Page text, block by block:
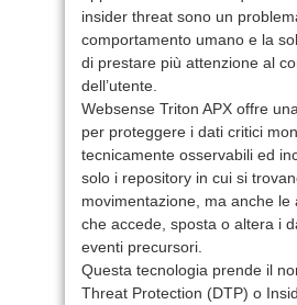
insider threat sono un
comportamento umano e la
di prestare più attenzione al
dell’utente.
Websense Triton APX offre
per proteggere i dati critici
tecnicamente osservabili ed
solo i repository in cui si
movimentazione, ma anche le
che accede, sposta o altera i
eventi precursori.
Questa tecnologia prende il
Threat Protection (DTP) o